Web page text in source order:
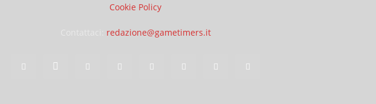
Cookie Policy
redazione@gametimers.it